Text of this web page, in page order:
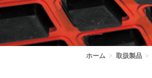
ホーム > 取扱製品 >